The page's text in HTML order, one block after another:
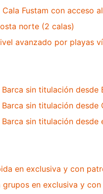
Fustam con acceso
norte (2 calas)
avanzado por playas
sin titulación desde
sin titulación desde
sin titulación desde
en exclusiva y con
grupos en exclusiva y